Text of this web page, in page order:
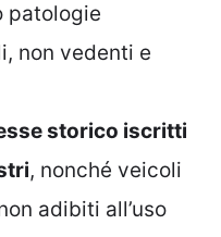
patologie
non vedenti e
storico iscritti
, nonché veicoli
adibiti all’uso